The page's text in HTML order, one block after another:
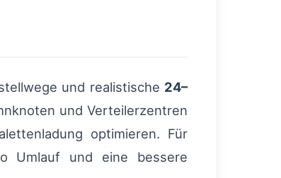
und realistische 24–
und Verteilerzentren
optimieren. Für
Umlauf und eine bessere